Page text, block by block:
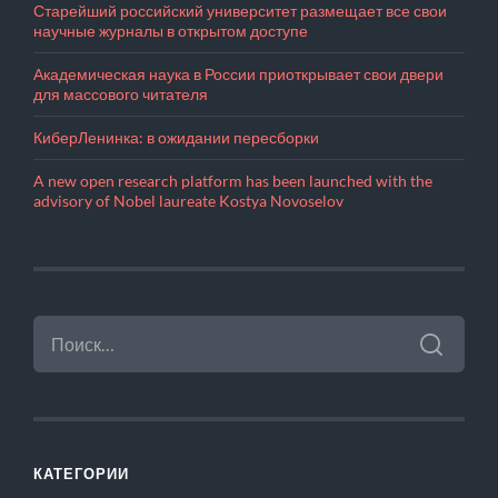
Старейший российский университет размещает все свои
научные журналы в открытом доступе
Академическая наука в России приоткрывает свои двери
для массового читателя
КиберЛенинка: в ожидании пересборки
A new open research platform has been launched with the
advisory of Nobel laureate Kostya Novoselov
НАЙТИ:
КАТЕГОРИИ